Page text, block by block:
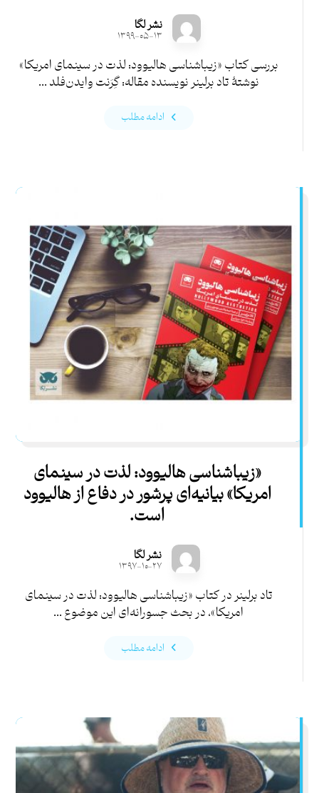
نشر لگا
۱۳۹۹-۰۵-۱۳
بررسی کتاب «زیباشناسی هالیوود: لذت در سینمای امریکا»
نوشتۀ تاد برلینر نویسنده مقاله: گِرَنت وایدن‌فلد ...
ادامه مطلب
«زیباشناسی هالیوود: لذت در سینمای
امریکا» بیانیه‌ای پرشور در دفاع از هالیوود
است.
نشر لگا
۱۳۹۷-۱۰-۲۷
تاد برلینر در کتاب «زیباشناسی هالیوود: لذت در سینمای
امریکا»، در بحث جسورانه‌ای این موضوع ...
ادامه مطلب